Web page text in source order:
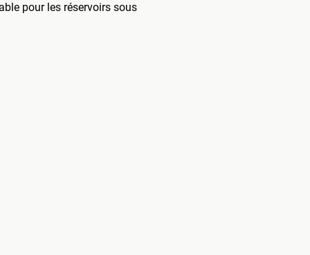
pour les réservoirs sous